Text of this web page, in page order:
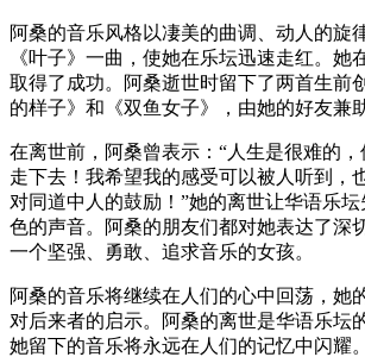
阿桑的音乐风格以凄美的曲调、动人的旋
《叶子》一曲，使她在乐坛迅速走红。她
取得了成功。阿桑逝世时留下了两首生前
的样子》和《双鱼女子》，由她的好友兼
在离世前，阿桑曾表示：“人生是很难的
走下去！我希望我的感受可以被人听到，
对同道中人的鼓励！”她的离世让华语乐
色的声音。阿桑的朋友们都对她表达了深
一个坚强、勇敢、追求音乐的女孩。
阿桑的音乐将继续在人们的心中回荡，她
对后来者的启示。阿桑的离世是华语乐坛
她留下的音乐将永远在人们的记忆中闪耀。